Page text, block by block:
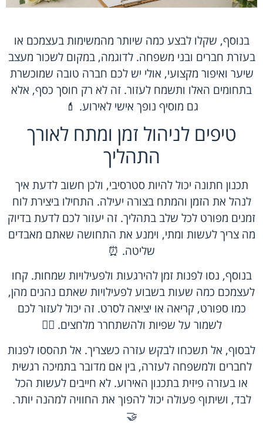
בנוסף, שקלו לבצע כמה שיותר מהמשימות בעצמכם או
בעזרת חברים ובני משפחה. לדוגמה, במקום לשכור מעצב
שיער ואיפור מקצועי, אולי יש לכם חברה טובה שמוכשרת
בתחומים האלו ותשמח לעזור. זה לא רק חוסך כסף, אלא
גם מוסיף נופך אישי לאירוע. 💄
טיפים לניהול זמן ומתח לאורך
התהליך
תכנון חתונה יכול להיות סטרסיבי, ולכן חשוב לדעת איך
לנהל את הזמן והמתח בצורה יעילה. התחילו ביצירת לוח
זמנים מפורט לכל שלב בתהליך. זה יעזור לכם לדעת בדיוק
מה צריך לעשות ומתי, וימנע את התחושה שאתם מאבדים
שליטה. ⏰
בנוסף, נסו לפנות זמן להירגעות ולפעילויות שמחות. קחו
לעצמכם כמה שעות בשבוע לפעילויות שאתם נהנים מהן,
כמו ספורט, קריאה או יציאה לסרט. זה יכול לעזור לכם
לשמור על שפיות ולהשתחרר מלחצים. 🧘‍♀️
לבסוף, אל תשכחו לבקש עזרה כשצריך. אל תהססו לפנות
לחברים ולמשפחה לעזרה, בין אם מדובר בתמיכה רגשית
או בעזרה פיזית בתכנון האירוע. לא חייבים לעשות הכל
לבד, ושיתוף פעולה יכול להפוך את החוויה למהנה יותר.
🤝